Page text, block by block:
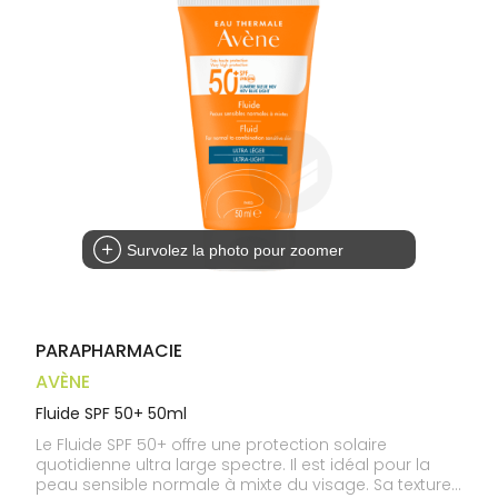
Survolez la photo pour zoomer
PARAPHARMACIE
AVÈNE
Fluide SPF 50+ 50ml
Le Fluide SPF 50+ offre une protection solaire
quotidienne ultra large spectre. Il est idéal pour la
peau sensible normale à mixte du visage. Sa texture